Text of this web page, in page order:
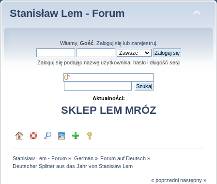
Stanisław Lem - Forum
Witamy, Gość. Zaloguj sięlub zarejestruj.
Zaloguj się podając nazwę użytkownika, hasło i długość sesji
Aktualności:
SKLEP LEM MRÓZ
Stanisław Lem - Forum » German» Forum auf Deutsch»
Deutscher Splitter aus das Jahr von Stanisław Lem
« poprzedni następny »